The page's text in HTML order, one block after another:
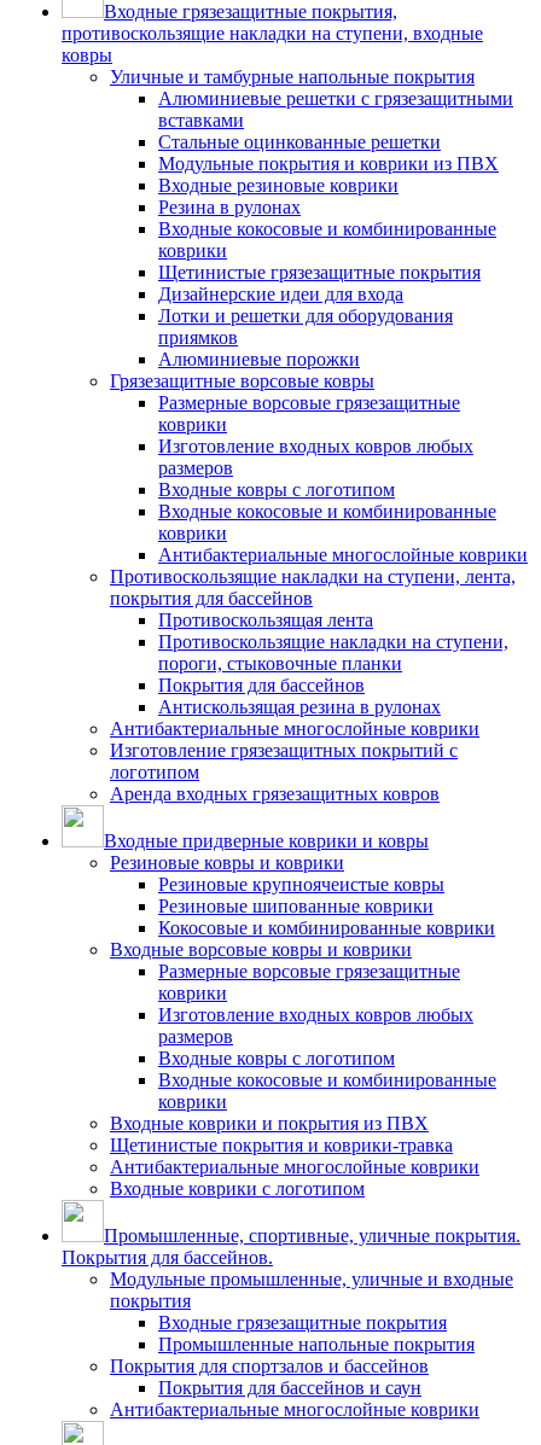
Входные грязезащитные покрытия,
противоскользящие накладки на ступени, входные
ковры
Уличные и тамбурные напольные покрытия
Алюминиевые решетки с грязезащитными
вставками
Стальные оцинкованные решетки
Модульные покрытия и коврики из ПВХ
Входные резиновые коврики
Резина в рулонах
Входные кокосовые и комбинированные
коврики
Щетинистые грязезащитные покрытия
Дизайнерские идеи для входа
Лотки и решетки для оборудования
приямков
Алюминиевые порожки
Грязезащитные ворсовые ковры
Размерные ворсовые грязезащитные
коврики
Изготовление входных ковров любых
размеров
Входные ковры с логотипом
Входные кокосовые и комбинированные
коврики
Антибактериальные многослойные коврики
Противоскользящие накладки на ступени, лента,
покрытия для бассейнов
Противоскользящая лента
Противоскользящие накладки на ступени,
пороги, стыковочные планки
Покрытия для бассейнов
Антискользящая резина в рулонах
Антибактериальные многослойные коврики
Изготовление грязезащитных покрытий с
логотипом
Аренда входных грязезащитных ковров
Входные придверные коврики и ковры
Резиновые ковры и коврики
Резиновые крупноячеистые ковры
Резиновые шипованные коврики
Кокосовые и комбинированные коврики
Входные ворсовые ковры и коврики
Размерные ворсовые грязезащитные
коврики
Изготовление входных ковров любых
размеров
Входные ковры с логотипом
Входные кокосовые и комбинированные
коврики
Входные коврики и покрытия из ПВХ
Щетинистые покрытия и коврики-травка
Антибактериальные многослойные коврики
Входные коврики с логотипом
Промышленные, спортивные, уличные покрытия.
Покрытия для бассейнов.
Модульные промышленные, уличные и входные
покрытия
Входные грязезащитные покрытия
Промышленные напольные покрытия
Покрытия для спортзалов и бассейнов
Покрытия для бассейнов и саун
Антибактериальные многослойные коврики